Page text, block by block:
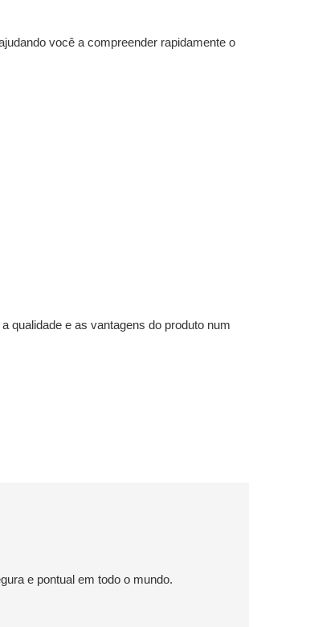
você a compreender rapidamente o
qualidade e as vantagens do produto num
Telescópico De 7m A
e pontual em todo o mundo.